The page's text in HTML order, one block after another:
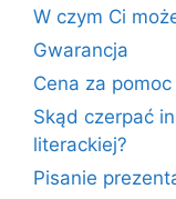
W czym Ci
Gwarancja
Cena za
Skąd czerpać
literackiej?
Pisanie